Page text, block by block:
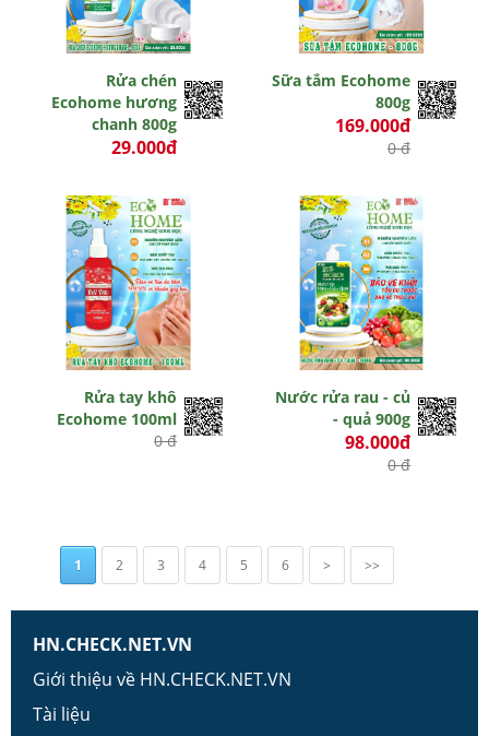
Rửa chén
Ecohome hương
chanh 800g
29.000đ
Sữa tắm Ecohome
800g
169.000đ
0 đ
Rửa tay khô
Ecohome 100ml
0 đ
Nước rửa rau - củ
- quả 900g
98.000đ
0 đ
1 2 3 4 5 6 > >>
HN.CHECK.NET.VN
Giới thiệu về HN.CHECK.NET.VN
Tài liệu